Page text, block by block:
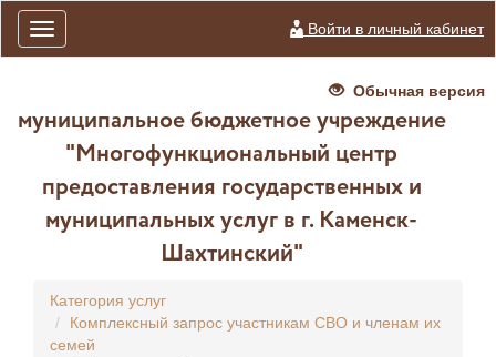
Toggle
navigation
Войти в личный кабинет
Обычная версия
муниципальное бюджетное учреждение
"Многофункциональный центр
предоставления государственных и
муниципальных услуг в г. Каменск-
Шахтинский"
Категория услуг
Комплексный запрос участникам СВО и членам их
семей